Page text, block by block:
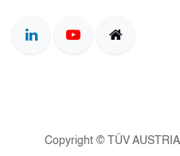
Copyright © TÜV